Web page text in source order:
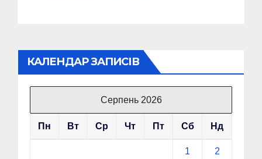
КАЛЕНДАР ЗАПИСІВ
Серпень 2026
Пн Вт Ср Чт Пт Сб Нд
1 2